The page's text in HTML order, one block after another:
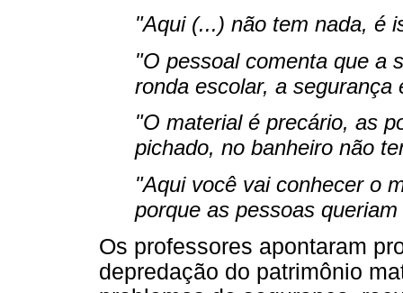
"Aqui (...) não tem nada, é
"O pessoal comenta que a
ronda escolar, a segurança
"O material é precário, as
pichado, no banheiro não
"Aqui você vai conhecer o
porque as pessoas
Os professores apontaram
depredação do patrimônio